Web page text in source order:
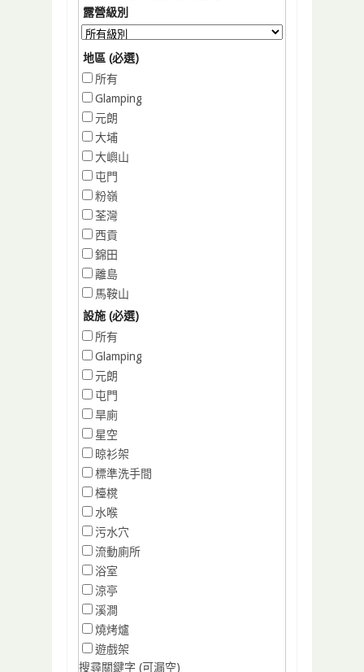
露營級別
地區 (必選)
所有
Glamping
元朗
大埔
大嶼山
屯門
粉嶺
荃灣
西貢
錦田
離島
馬鞍山
設施 (必選)
所有
Glamping
元朗
屯門
旱廁
星空
晾衫架
標準洗手間
檯櫈
水喉
污水穴
流動廁所
浴室
涼亭
溪澗
燒烤爐
遊戲架
搜尋關鍵字 (可漏空)